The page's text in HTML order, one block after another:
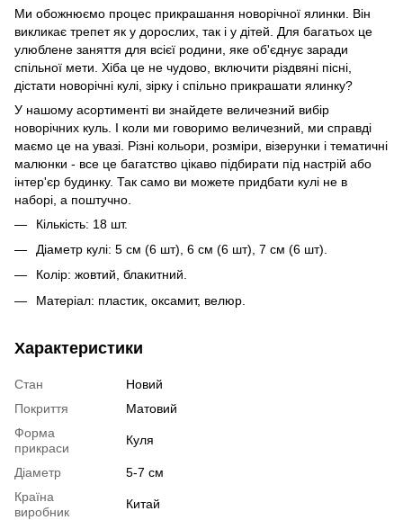
Ми обожнюємо процес прикрашання новорічної ялинки. Він
викликає трепет як у дорослих, так і у дітей. Для багатьох це
улюблене заняття для всієї родини, яке об'єднує заради
спільної мети. Хіба це не чудово, включити різдвяні пісні,
дістати новорічні кулі, зірку і спільно прикрашати ялинку?
У нашому асортименті ви знайдете величезний вибір
новорічних куль. І коли ми говоримо величезний, ми справді
маємо це на увазі. Різні кольори, розміри, візерунки і тематичні
малюнки - все це багатство цікаво підбирати під настрій або
інтер'єр будинку. Так само ви можете придбати кулі не в
наборі, а поштучно.
Кількість: 18 шт.
Діаметр кулі: 5 см (6 шт), 6 см (6 шт), 7 см (6 шт).
Колір: жовтий, блакитний.
Матеріал: пластик, оксамит, велюр.
Характеристики
Стан
Новий
Покриття
Матовий
Форма
прикраси
Куля
Діаметр
5-7 см
Країна
виробник
Китай